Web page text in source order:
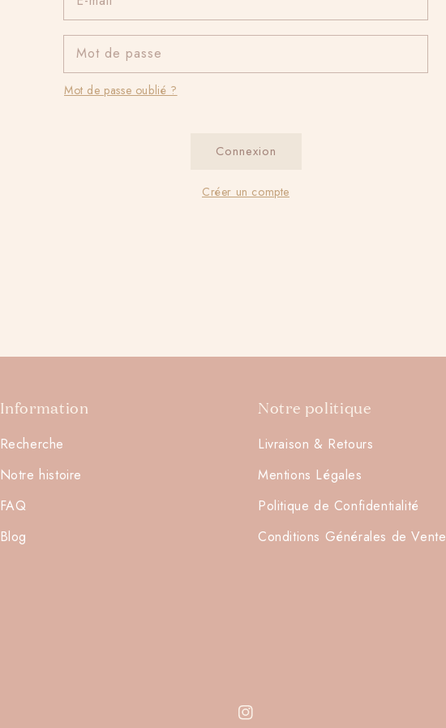
Mot de passe
Mot de passe oublié ?
Connexion
Créer un compte
Information
Recherche
Notre histoire
FAQ
Blog
Notre politique
Livraison & Retours
Mentions Légales
Politique de Confidentialité
Conditions Générales de Vente
Instagram
Connectez-vous à votre compte pour ajouter des produits à